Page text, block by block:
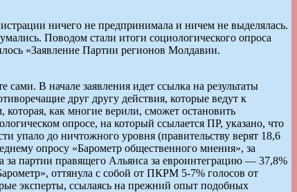
ничего не предпринимала и ничем не выделялась.
Поводом стали итоги социологического опроса
«Заявление Партии регионов Молдавии.
В начале заявления идет ссылка на результаты
друг другу действия, которые ведут к
как многие верили, сможет остановить
опросе, на который ссылается ПР, указано, что
упало до ничтожного уровня (правительству верят 18,6
опросу «Барометр общественного мнения», за
за партии правящего Альянса за евроинтеграцию — 37,8%
оттянула с собой от ПКРМ 5-7% голосов от
эксперты, ссылаясь на прежний опыт подобных